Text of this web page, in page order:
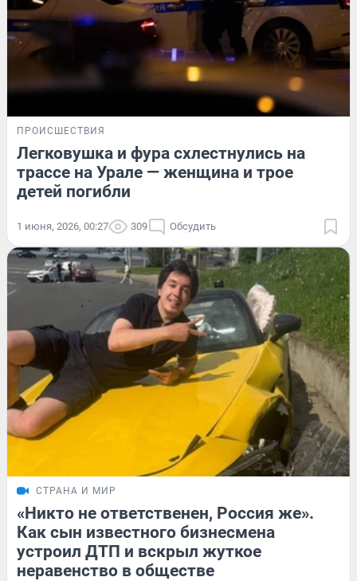
ПРОИСШЕСТВИЯ
Легковушка и фура схлестнулись на
трассе на Урале — женщина и трое
детей погибли
1 июня, 2026, 00:27 309 Обсудить
СТРАНА И МИР
«Никто не ответственен, Россия же».
Как сын известного бизнесмена
устроил ДТП и вскрыл жуткое
неравенство в обществе